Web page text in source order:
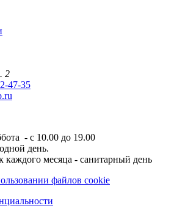
2
47-35
- с 10.00 до 19.00
день.
каждого месяца - санитарный день
файлов cookie